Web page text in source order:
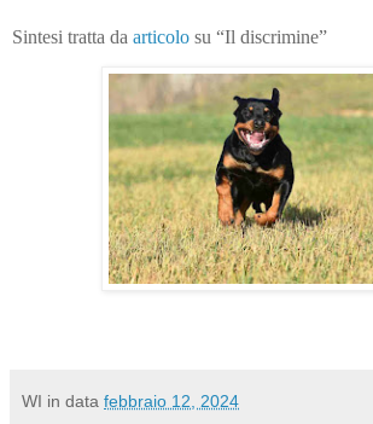
Sintesi tratta da articolo su “Il discrimine”
WI in data febbraio 12, 2024